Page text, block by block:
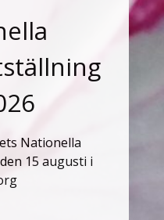
Nationella
15 augusti i